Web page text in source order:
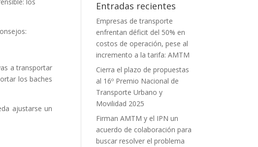
a transportar
los baches
ajustarse un
Entradas recientes
Empresas de transporte
enfrentan déficit del 50% en
costos de operación, pese al
incremento a la tarifa: AMTM
Cierra el plazo de propuestas
al 16º Premio Nacional de
Transporte Urbano y
Movilidad 2025
Firman AMTM y el IPN un
acuerdo de colaboración para
buscar resolver el problema